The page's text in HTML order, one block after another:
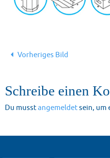
Vorheriges Bild
Schreibe einen
Du musstangemeldetsein, um